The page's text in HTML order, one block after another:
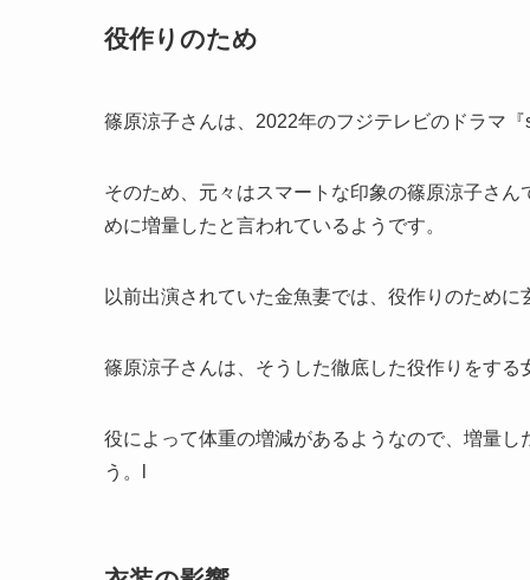
役作りのため
篠原涼子さんは、2022年のフジテレビのドラマ
そのため、元々はスマートな印象の篠原涼子さ
めに増量したと言われているようです。
以前出演されていた金魚妻では、役作りのため
篠原涼子さんは、そうした徹底した役作りをする
役によって体重の増減があるようなので、増量
う。l